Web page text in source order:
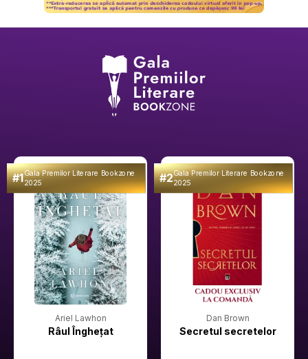
#1Gala Premilor Literare Bookzone
2025
Ariel Lawhon
Râul Înghețat
#2Gala Premilor Literare Bookzone
2025
Dan Brown
Secretul secretelor